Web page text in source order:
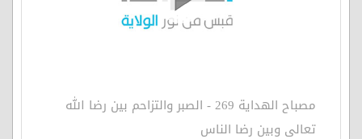
مصباح الهداية 269 - الصبر والتزاحم بين رضا الله
تعالى وبين رضا الناس